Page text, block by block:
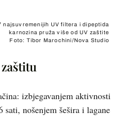
najsuvremenijih UV filtera i dipeptida
karnozina pruža više od UV zaštite
Foto: Tibor Marochini/Nova Studio
izbjegavanjem aktivnosti
nošenjem šešira i lagane